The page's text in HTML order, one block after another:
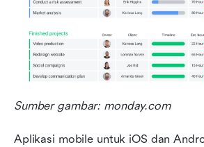
Sumber gambar: monday.com
Aplikasi mobile untuk iOS dan